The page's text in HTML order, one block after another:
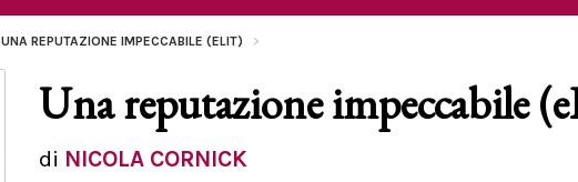
UNA REPUTAZIONE IMPECCABILE (ELIT)
Una reputazione impeccabile
di NICOLA CORNICK